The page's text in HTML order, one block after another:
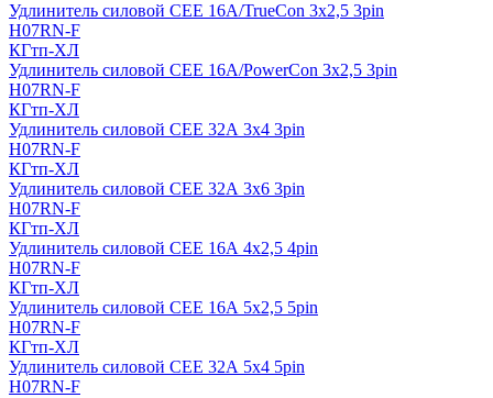
Удлинитель силовой CEE 16A/TrueCon 3х2,5 3pin
H07RN-F
КГтп-ХЛ
Удлинитель силовой CEE 16A/PowerCon 3х2,5 3pin
H07RN-F
КГтп-ХЛ
Удлинитель силовой CEE 32А 3х4 3pin
H07RN-F
КГтп-ХЛ
Удлинитель силовой CEE 32А 3х6 3pin
H07RN-F
КГтп-ХЛ
Удлинитель силовой CEE 16А 4х2,5 4pin
H07RN-F
КГтп-ХЛ
Удлинитель силовой CEE 16А 5x2,5 5pin
H07RN-F
КГтп-ХЛ
Удлинитель силовой CEE 32А 5x4 5pin
H07RN-F